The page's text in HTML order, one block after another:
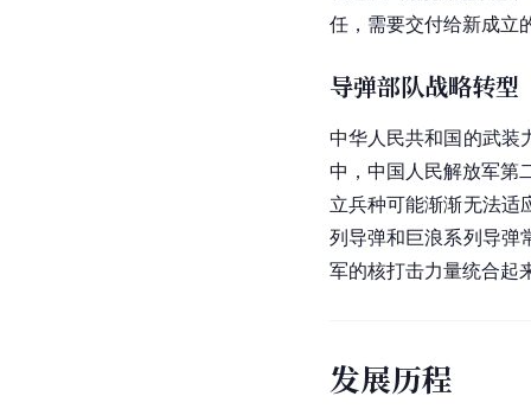
任，需要交付给新成立
导弹部队战略转型
中华人民共和国的武装
中，中国人民解放军第
立兵种可能渐渐无法适
列导弹和巨浪系列导弹
军的核打击力量统合起
发展历程